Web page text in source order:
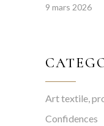
9 mars 2026
Art textile,
Confidences